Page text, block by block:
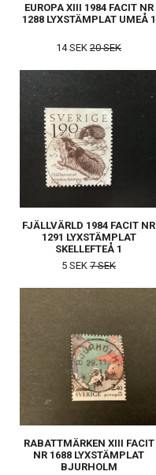
EUROPA XIII 1984 FACIT NR
1288 LYXSTÄMPLAT UMEÅ 1
14 SEK 20 SEK
FJÄLLVÄRLD 1984 FACIT NR
1291 LYXSTÄMPLAT
SKELLEFTEÅ 1
5 SEK 7 SEK
RABATTMÄRKEN XIII FACIT
NR 1688 LYXSTÄMPLAT
BJURHOLM